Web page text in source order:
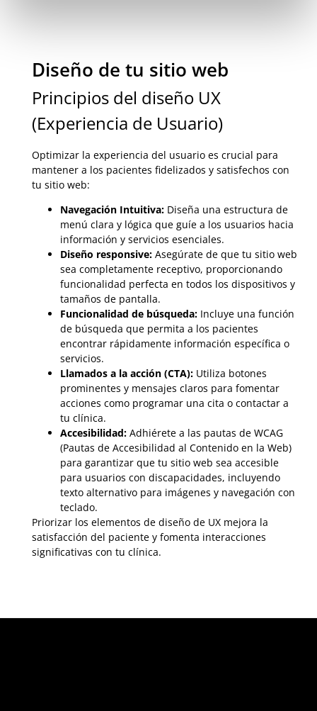
Diseño de tu sitio web
Principios del diseño UX
(Experiencia de Usuario)
Optimizar la experiencia del usuario es crucial para
mantener a los pacientes fidelizados y satisfechos con
tu sitio web:
Navegación Intuitiva: Diseña una estructura de
menú clara y lógica que guíe a los usuarios hacia
información y servicios esenciales.
Diseño responsive: Asegúrate de que tu sitio web
sea completamente receptivo, proporcionando
funcionalidad perfecta en todos los dispositivos y
tamaños de pantalla.
Funcionalidad de búsqueda: Incluye una función
de búsqueda que permita a los pacientes
encontrar rápidamente información específica o
servicios.
Llamados a la acción (CTA): Utiliza botones
prominentes y mensajes claros para fomentar
acciones como programar una cita o contactar a
tu clínica.
Accesibilidad: Adhiérete a las pautas de WCAG
(Pautas de Accesibilidad al Contenido en la Web)
para garantizar que tu sitio web sea accesible
para usuarios con discapacidades, incluyendo
texto alternativo para imágenes y navegación con
teclado.
Priorizar los elementos de diseño de UX mejora la
satisfacción del paciente y fomenta interacciones
significativas con tu clínica.